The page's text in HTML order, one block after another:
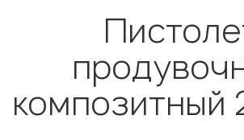
композитный